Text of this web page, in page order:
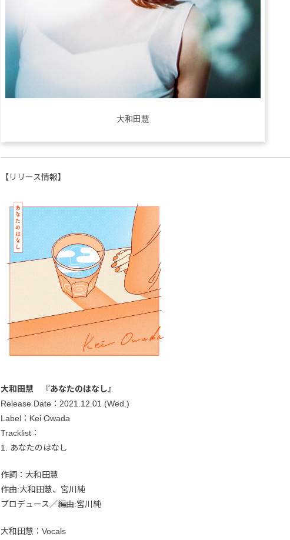
大和田慧
【リリース情報】
大和田慧 『あなたのはなし』
Release Date：2021.12.01 (Wed.)
Label：Kei Owada
Tracklist：
1. あなたのはなし
作詞：大和田慧
作曲:大和田慧、宮川純
プロデュース／編曲:宮川純
大和田慧：Vocals